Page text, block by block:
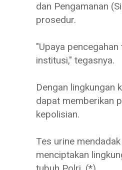
dan Pengamanan
prosedur.
"Upaya
institusi," tegasnya.
Dengan lingkungan
dapat memberikan
kepolisian.
Tes urine
menciptakan